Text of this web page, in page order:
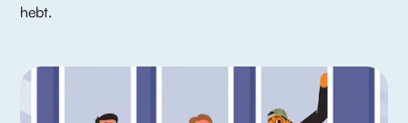
hebt.